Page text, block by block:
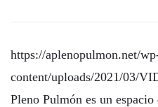
https://aplenopulmon.net/
content/uploads/2021/03/
Pleno Pulmón es un